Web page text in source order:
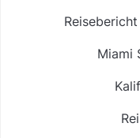
Miami